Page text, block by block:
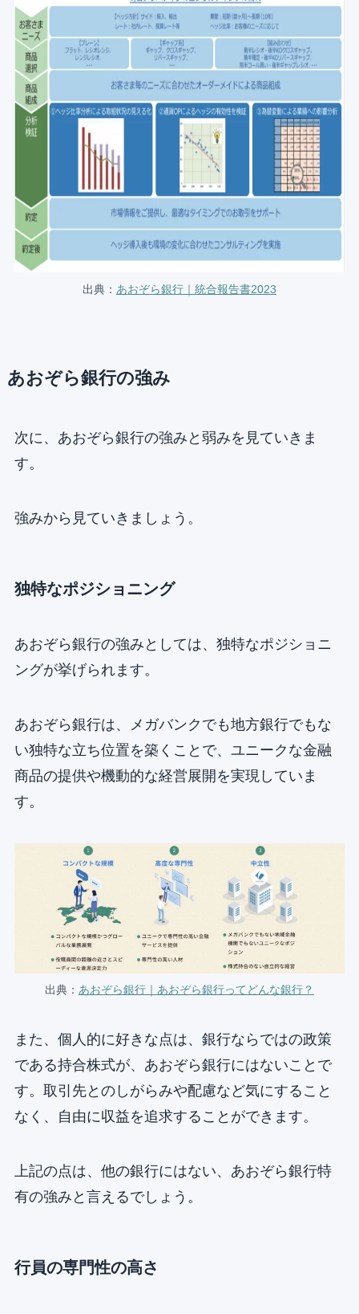
出典： あおぞら銀行｜統合報告書2023
あおぞら銀行の強み
次に、あおぞら銀行の強みと弱みを見ていきま
す。
強みから見ていきましょう。
独特なポジショニング
あおぞら銀行の強みとしては、独特なポジショニ
ングが挙げられます。
あおぞら銀行は、メガバンクでも地方銀行でもな
い独特な立ち位置を築くことで、ユニークな金融
商品の提供や機動的な経営展開を実現していま
す。
出典： あおぞら銀行｜あおぞら銀行ってどんな銀行？
また、個人的に好きな点は、銀行ならではの政策
である持合株式が、あおぞら銀行にはないことで
す。取引先とのしがらみや配慮など気にすること
なく、自由に収益を追求することができます。
上記の点は、他の銀行にはない、あおぞら銀行特
有の強みと言えるでしょう。
行員の専門性の高さ